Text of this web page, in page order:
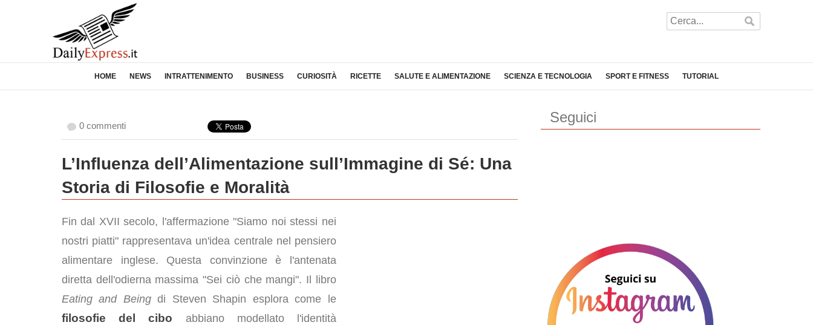
HOME NEWS INTRATTENIMENTO BUSINESS CURIOSITÀ RICETTE SALUTE E ALIMENTAZIONE SCIENZA E TECNOLOGIA SPORT E FITNESS TUTORIAL
0 commenti
L’Influenza dell’Alimentazione sull’Immagine di Sé: Una
Storia di Filosofie e Moralità
Fin dal XVII secolo, l'affermazione "Siamo noi stessi nei
nostri piatti" rappresentava un'idea centrale nel pensiero
alimentare inglese. Questa convinzione è l'antenata
diretta dell'odierna massima "Sei ciò che mangi". Il libro
Eating and Beingdi Steven Shapin esplora come le
filosofie del cibo abbiano modellato l'identità
Seguici